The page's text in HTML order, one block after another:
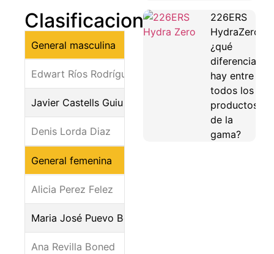
Clasificaciones
General masculina
Edwart Ríos Rodríguez
Javier Castells Guiu
Denis Lorda Diaz
General femenina
Alicia Perez Felez
Maria José Puevo Bergua
Ana Revilla Boned
226ERS
HydraZero:
¿qué
diferencias
hay entre
todos los
productos
de la
gama?